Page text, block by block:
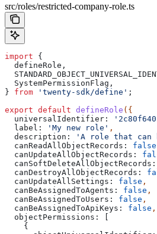
src/roles/restricted-company-role.ts
import {
  defineRole
,
  SystemPermissionFlag
,
} from 'twenty-sdk/define' ;
export default defineRole ({
  universalIdentifier:
  label:
'My new role' ,
  description:
'A role that can
  canReadAllObjectRecords:
false
  canUpdateAllObjectRecords:
  canSoftDeleteAllObjectRecords:
  canDestroyAllObjectRecords:
  canUpdateAllSettings:
false ,
  canBeAssignedToAgents:
false ,
  canBeAssignedToUsers:
false ,
  canBeAssignedToApiKeys:
false ,
  objectPermissions:
[
    {